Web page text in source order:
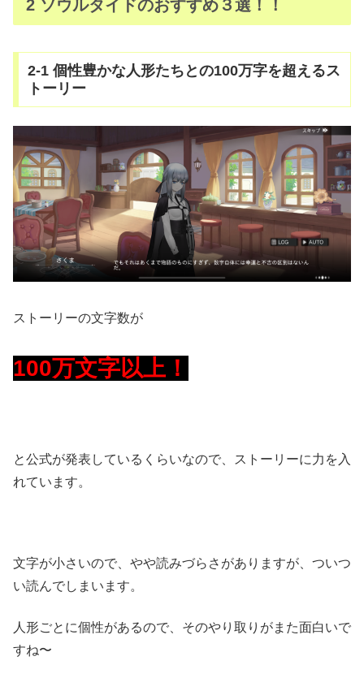
2 ソウルタイドのおすすめ３選！！
2-1 個性豊かな人形たちとの100万字を超えるス
トーリー
ストーリーの文字数が
100万文字以上！
と公式が発表しているくらいなので、ストーリーに力を入
れています。
文字が小さいので、やや読みづらさがありますが、ついつ
い読んでしまいます。
人形ごとに個性があるので、そのやり取りがまた面白いで
すね〜